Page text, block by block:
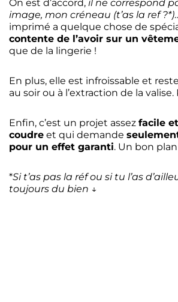
On est d’accord, il ne correspond
image, mon créneau (t’as la ref ?*)
imprimé a quelque chose de
contente de l’avoir sur un
que de la lingerie !
En plus, elle est infroissable et
au soir ou à l’extraction de la valise.
Enfin, c’est un projet assez facile
coudre et qui demande
pour un effet garanti. Un bon
*Si t’as pas la réf ou si tu l’as
toujours du bien ↓